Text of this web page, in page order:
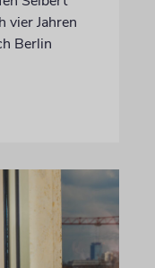
vier Jahren
Berlin